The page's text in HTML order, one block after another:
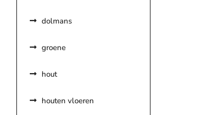
dolmans
groene
hout
houten vloeren